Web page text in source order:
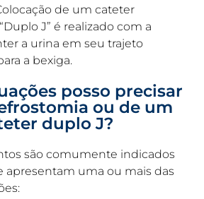
de um cateter
J” é realizado com a
a urina em seu trajeto
a bexiga.
posso precisar
ou de um
duplo J?
são comumente indicados
apresentam uma ou mais das